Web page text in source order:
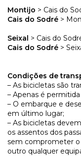
Montijo > Cais do
Cais do Sodré >
Seixal > Cais do
Cais do Sodré >
Condições de
– As bicicletas são
– Apenas é
– O embarque e
em último lugar;
– As bicicletas
os assentos dos
sem comprometer o
outro qualquer